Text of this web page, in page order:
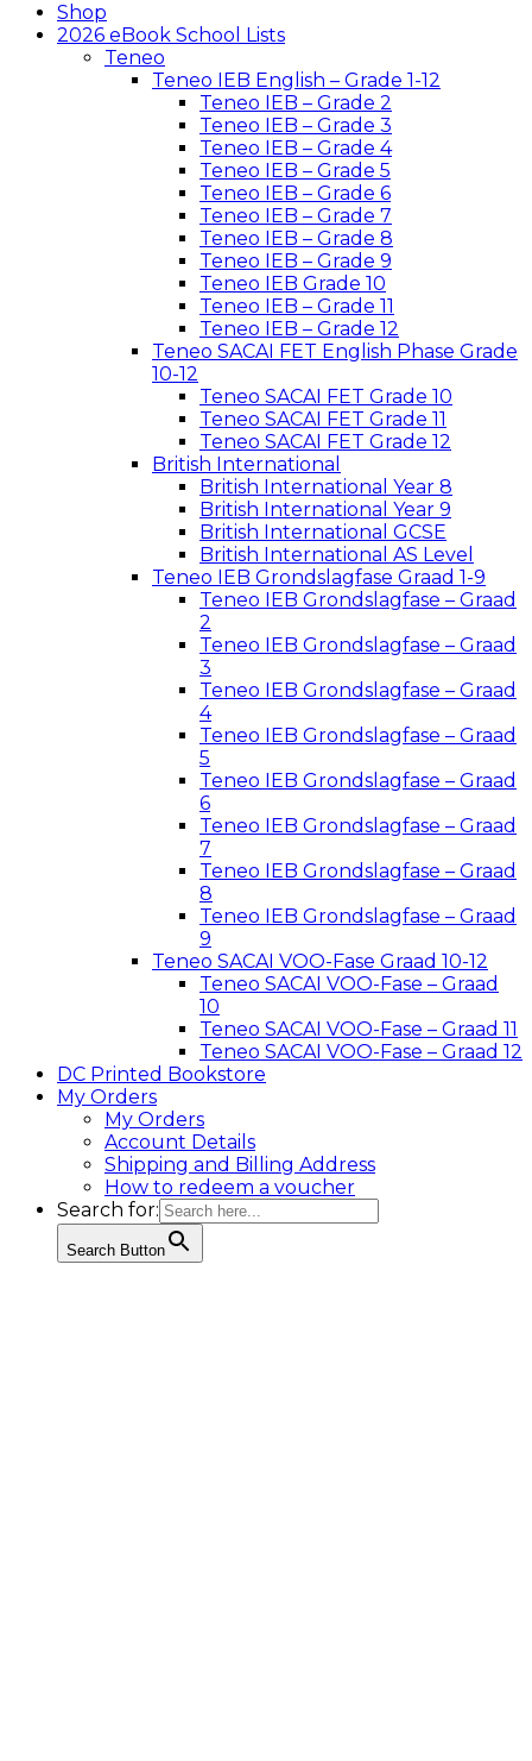
Shop
2026 eBook School Lists
Teneo
Teneo IEB English – Grade 1-12
Teneo IEB – Grade 2
Teneo IEB – Grade 3
Teneo IEB – Grade 4
Teneo IEB – Grade 5
Teneo IEB – Grade 6
Teneo IEB – Grade 7
Teneo IEB – Grade 8
Teneo IEB – Grade 9
Teneo IEB Grade 10
Teneo IEB – Grade 11
Teneo IEB – Grade 12
Teneo SACAI FET English Phase Grade
10-12
Teneo SACAI FET Grade 10
Teneo SACAI FET Grade 11
Teneo SACAI FET Grade 12
British International
British International Year 8
British International Year 9
British International GCSE
British International AS Level
Teneo IEB Grondslagfase Graad 1-9
Teneo IEB Grondslagfase – Graad
2
Teneo IEB Grondslagfase – Graad
3
Teneo IEB Grondslagfase – Graad
4
Teneo IEB Grondslagfase – Graad
5
Teneo IEB Grondslagfase – Graad
6
Teneo IEB Grondslagfase – Graad
7
Teneo IEB Grondslagfase – Graad
8
Teneo IEB Grondslagfase – Graad
9
Teneo SACAI VOO-Fase Graad 10-12
Teneo SACAI VOO-Fase – Graad
10
Teneo SACAI VOO-Fase – Graad 11
Teneo SACAI VOO-Fase – Graad 12
DC Printed Bookstore
My Orders
My Orders
Account Details
Shipping and Billing Address
How to redeem a voucher
Search for:
Search Button